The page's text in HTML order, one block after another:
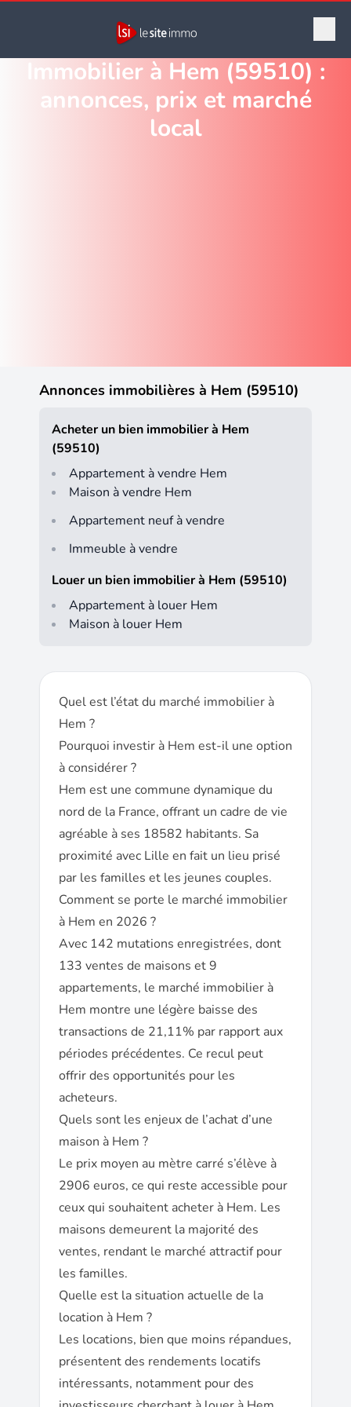
Immobilier à Hem (59510) :
annonces, prix et marché
local
Annonces immobilières à Hem (59510)
Acheter un bien immobilier à Hem
(59510)
Appartement à vendre Hem
Maison à vendre Hem
Appartement neuf à vendre
Immeuble à vendre
Louer un bien immobilier à Hem (59510)
Appartement à louer Hem
Maison à louer Hem
Quel est l’état du marché immobilier à
Hem ?
Pourquoi investir à Hem est-il une option
à considérer ?
Hem est une commune dynamique du
nord de la France, offrant un cadre de vie
agréable à ses 18582 habitants. Sa
proximité avec Lille en fait un lieu prisé
par les familles et les jeunes couples.
Comment se porte le marché immobilier
à Hem en 2026 ?
Avec 142 mutations enregistrées, dont
133 ventes de maisons et 9
appartements, le marché immobilier à
Hem montre une légère baisse des
transactions de 21,11% par rapport aux
périodes précédentes. Ce recul peut
offrir des opportunités pour les
acheteurs.
Quels sont les enjeux de l’achat d’une
maison à Hem ?
Le prix moyen au mètre carré s’élève à
2906 euros, ce qui reste accessible pour
ceux qui souhaitent acheter à Hem. Les
maisons demeurent la majorité des
ventes, rendant le marché attractif pour
les familles.
Quelle est la situation actuelle de la
location à Hem ?
Les locations, bien que moins répandues,
présentent des rendements locatifs
intéressants, notamment pour des